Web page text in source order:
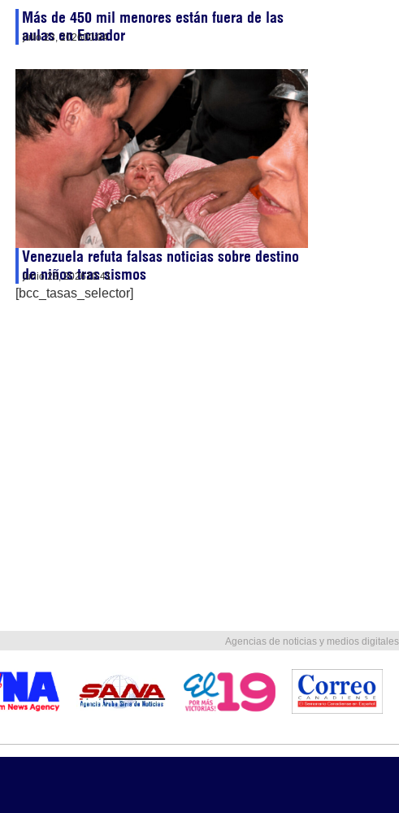
Más de 450 mil menores están fuera de las
aulas en Ecuador
julio 23, 202600:04
Venezuela refuta falsas noticias sobre destino
de niños tras sismos
junio 28, 202610:41
[bcc_tasas_selector]
Agencias de noticias y medios digitales